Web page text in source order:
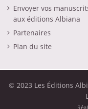
Envoyer vos
aux éditions Albiana
Partenaires
Plan du site
© 2023 Les Éditions